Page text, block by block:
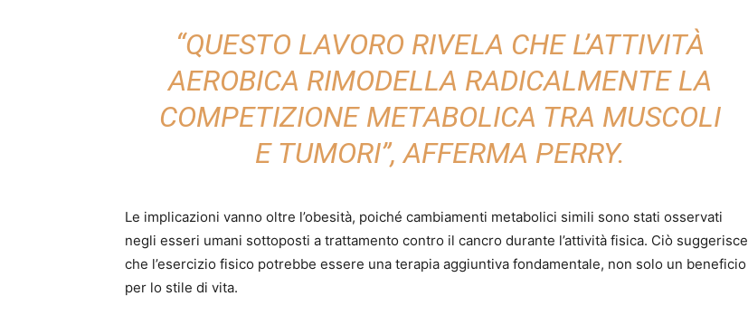
“QUESTO LAVORO RIVELA CHE L’ATTIVITÀ
AEROBICA RIMODELLA RADICALMENTE LA
COMPETIZIONE METABOLICA TRA MUSCOLI
E TUMORI”, AFFERMA PERRY.
Le implicazioni vanno oltre l’obesità, poiché cambiamenti metabolici simili sono stati osservati
negli esseri umani sottoposti a trattamento contro il cancro durante l’attività fisica. Ciò suggerisce
che l’esercizio fisico potrebbe essere una terapia aggiuntiva fondamentale, non solo un beneficio
per lo stile di vita.